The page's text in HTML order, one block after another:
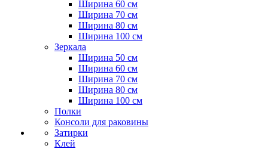
Ширина 60 см
Ширина 70 см
Ширина 80 см
Ширина 100 см
Зеркала
Ширина 50 см
Ширина 60 см
Ширина 70 см
Ширина 80 см
Ширина 100 см
Полки
Консоли для раковины
Затирки
Клей